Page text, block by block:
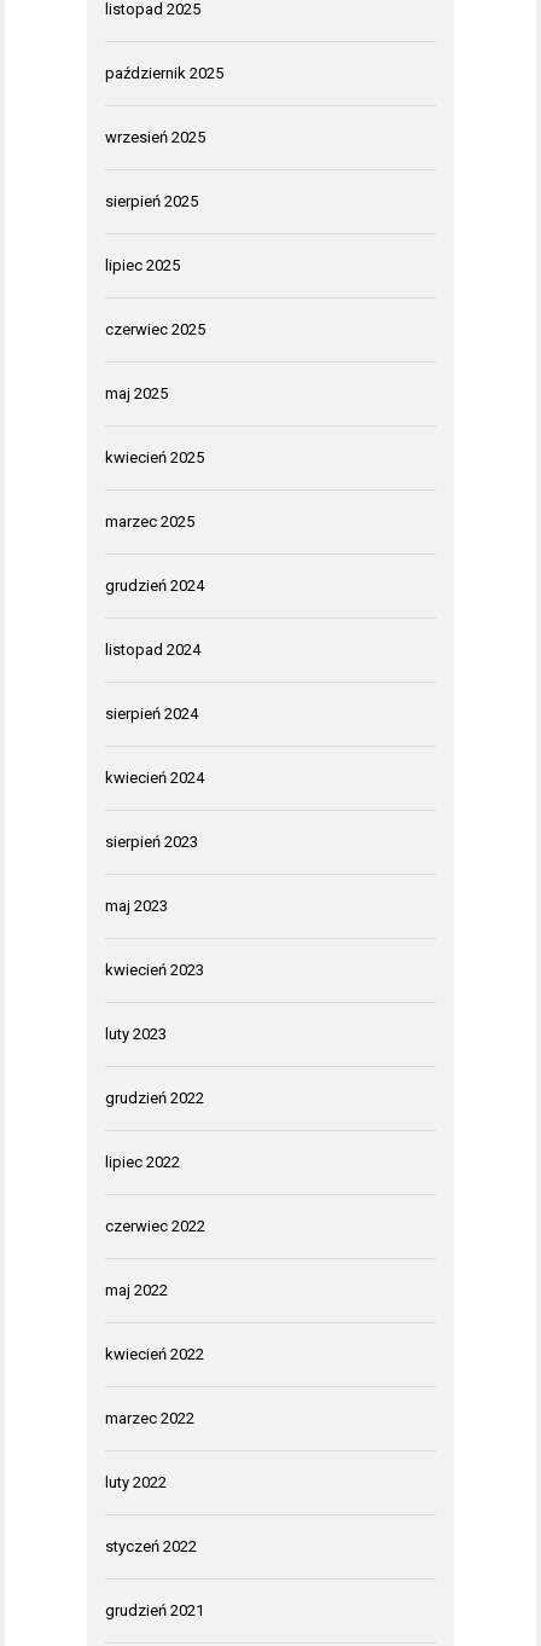
listopad 2025
październik 2025
wrzesień 2025
sierpień 2025
lipiec 2025
czerwiec 2025
maj 2025
kwiecień 2025
marzec 2025
grudzień 2024
listopad 2024
sierpień 2024
kwiecień 2024
sierpień 2023
maj 2023
kwiecień 2023
luty 2023
grudzień 2022
lipiec 2022
czerwiec 2022
maj 2022
kwiecień 2022
marzec 2022
luty 2022
styczeń 2022
grudzień 2021